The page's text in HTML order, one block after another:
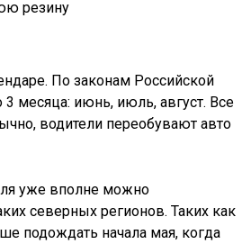
По законам Российской
месяца: июнь, июль, август. Все
водители переобувают авто
уже вполне можно
северных регионов. Таких как
подождать начала мая, когда